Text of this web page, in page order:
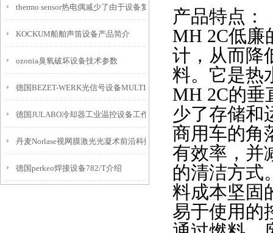
thermo sensor热电偶减少了由于设备复杂性导致的测量误差
KOCKUM船舶声笛设备产品简介
ozonia臭氧破坏设备技术参数
德国BEZET-WERK光信号设备MULTI介绍
德国JULABO冷却器工业温控设备工作原理
丹麦Norlase视网膜激光光凝术前沿科技设备
德国perkeo焊接设备782/T介绍
产品特点：
MH 2C低廉
计，从而降
料。它是热
MH 2C的垂
少了存储和
商用车的角
有效率，并
的清洁方式
料成本坚固
易于使用的